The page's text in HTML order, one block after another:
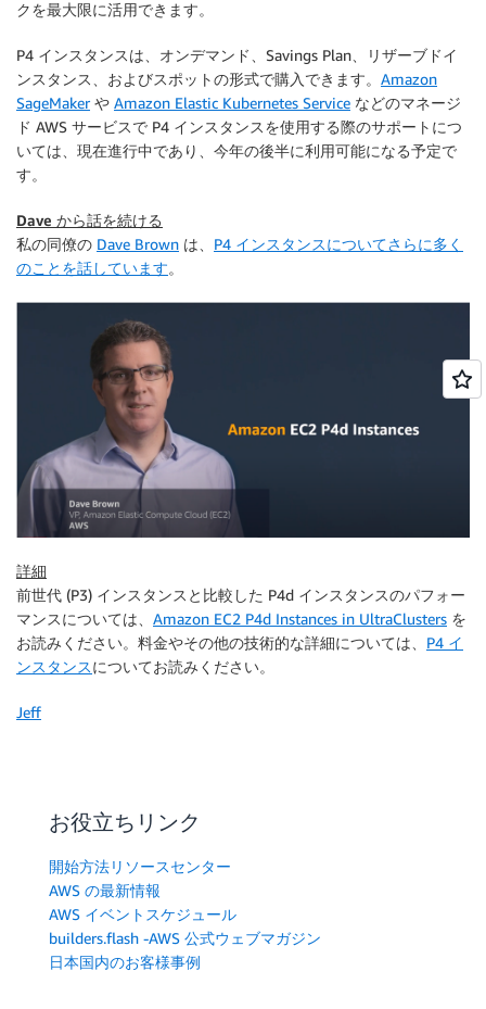
クを最大限に活用できます。
P4 インスタンスは、オンデマンド、Savings Plan、リザーブドイ
ンスタンス、およびスポットの形式で購入できます。 Amazon
SageMakerや Amazon Elastic Kubernetes Service などのマネージ
ド AWS サービスで P4 インスタンスを使用する際のサポートにつ
いては、現在進行中であり、今年の後半に利用可能になる予定で
す。
Dave から話を続ける
私の同僚の Dave Brown は、 P4 インスタンスについてさらに多く
のことを話しています。
詳細
前世代 (P3) インスタンスと比較した P4d インスタンスのパフォー
マンスについては、 Amazon EC2 P4d Instances in UltraClusters を
お読みください。料金やその他の技術的な詳細については、 P4 イ
ンスタンスについてお読みください。
Jeff
お役立ちリンク
開始方法リソースセンター
AWS の最新情報
AWS イベントスケジュール
builders.flash -AWS 公式ウェブマガジン
日本国内のお客様事例